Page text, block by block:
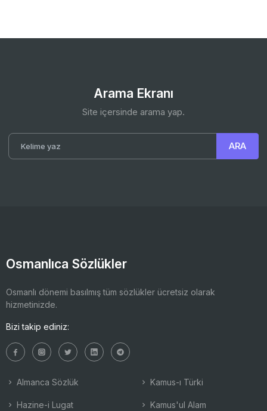
Arama Ekranı
Site içersinde arama yap.
Osmanlıca Sözlükler
Osmanlı dönemi basılmış tüm sözlükler ücretsiz olarak
hizmetinizde.
Bizi takip ediniz:
Almanca Sözlük
Hazine-i Lugat
Kamus-ı Türki
Kamus'ul Alam